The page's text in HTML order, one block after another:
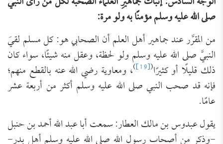
صلى الله عليه وسلم مؤمنًا به ولو مرة:
من المقرَّر عند جماهير أهل العلم أن الصحابي هو: كل مسلم لقيَ
النبيَّ صلى الله عليه وسلم ولو لحظة، وعقل منه شيئًا، سواء كان
ذلك قليلًا أو كثيرًا(
[19]
)، ومعاوية رضي الله عنه بالقطع منهم؛
فإنه قد صحب النبي صلى الله عليه وسلم أكثر من أربعة عشر
عامًا.
يقول عبدوس بن مالك العطار: سمعت أبا عبد الله أحمد بن حنبل